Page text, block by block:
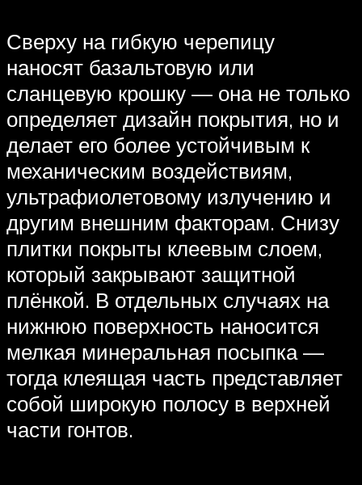
Сверху на гибкую черепицу
наносят базальтовую или
сланцевую крошку — она не только
определяет дизайн покрытия, но и
делает его более устойчивым к
механическим воздействиям,
ультрафиолетовому излучению и
другим внешним факторам. Снизу
плитки покрыты клеевым слоем,
который закрывают защитной
плёнкой. В отдельных случаях на
нижнюю поверхность наносится
мелкая минеральная посыпка —
тогда клеящая часть представляет
собой широкую полосу в верхней
части гонтов.